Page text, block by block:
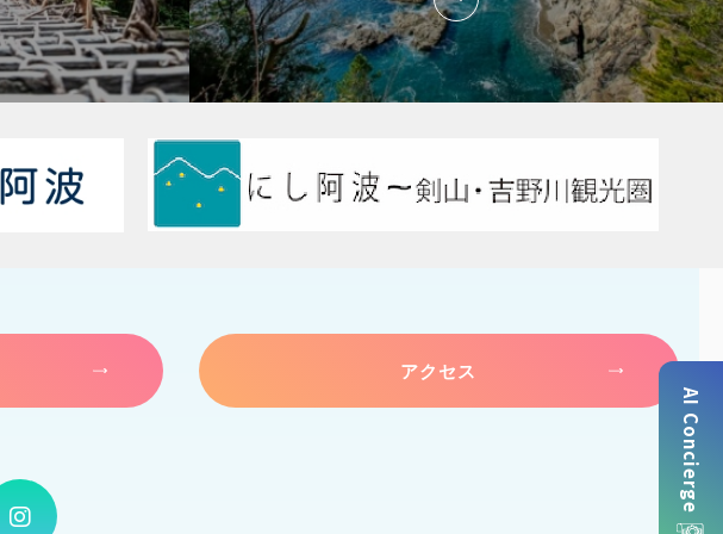
AI Concierge
アクセス